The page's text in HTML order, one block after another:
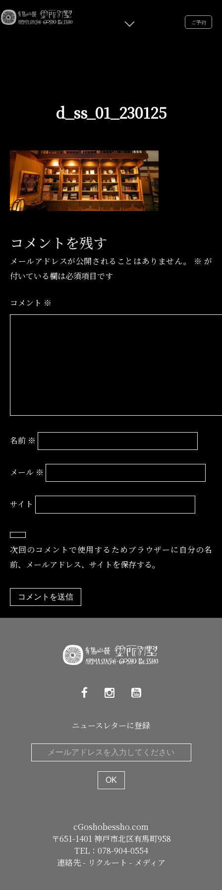
ご予約
d_ss_01_230125
コメントを残す
メールアドレスが公開されることはありません。 ※ が
付いている欄は必須項目です
コメント ※
名前 ※
メール ※
サイト
次回のコメントで使用するためブラウザーに自分の名
前、メールアドレス、サイトを保存する。
ニュースレターに登録
cGoshobessho.com
〒651-1401 神戸市北区有馬町958
TEL：078-904-0554
連絡先- リクルート - メディア